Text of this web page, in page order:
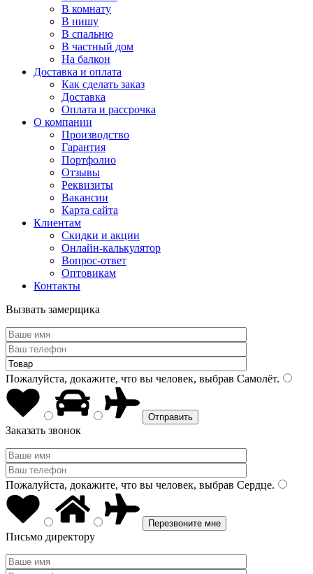
В комнату
В нишу
В спальню
В частный дом
На балкон
Доставка и оплата
Как сделать заказ
Доставка
Оплата и рассрочка
О компании
Производство
Гарантия
Портфолио
Отзывы
Реквизиты
Вакансии
Карта сайта
Клиентам
Скидки и акции
Онлайн-калькулятор
Вопрос-ответ
Оптовикам
Контакты
Вызвать замерщика
Пожалуйста, докажите, что вы человек, выбрав Самолёт.
Заказать звонок
Пожалуйста, докажите, что вы человек, выбрав Сердце.
Письмо директору